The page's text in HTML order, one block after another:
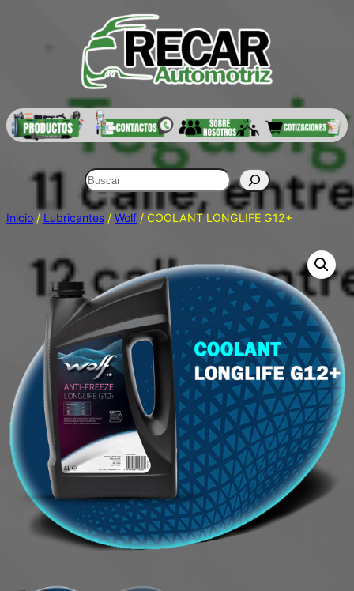
Buscar
Inicio / Lubricantes / Wolf / COOLANT LONGLIFE G12+